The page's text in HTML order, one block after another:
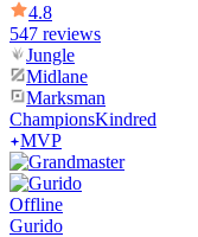
4.8
547 reviews
Jungle
Midlane
Marksman
ChampionsKindred
MVP
Offline
Gurido